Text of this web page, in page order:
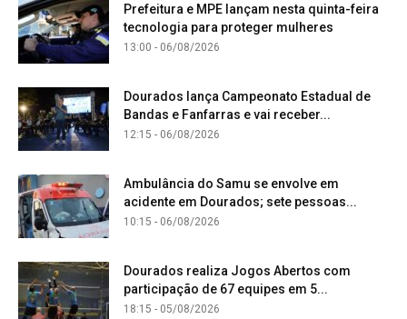
Prefeitura e MPE lançam nesta quinta-feira
tecnologia para proteger mulheres
13:00 - 06/08/2026
Dourados lança Campeonato Estadual de
Bandas e Fanfarras e vai receber...
12:15 - 06/08/2026
Ambulância do Samu se envolve em
acidente em Dourados; sete pessoas...
10:15 - 06/08/2026
Dourados realiza Jogos Abertos com
participação de 67 equipes em 5...
18:15 - 05/08/2026